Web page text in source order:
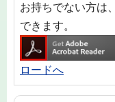
お持ちでない方は
できます。
ロードへ